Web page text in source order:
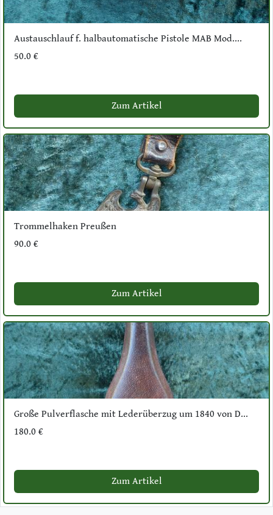
Austauschlauf f. halbautomatische Pistole MAB Mod....
50.0 €
Zum Artikel
Trommelhaken Preußen
90.0 €
Zum Artikel
Große Pulverflasche mit Lederüberzug um 1840 von D...
180.0 €
Zum Artikel